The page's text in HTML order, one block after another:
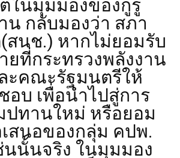
ในมุมมองของกูรู
น กลับมองว่า สภา
นช.) หากไม่ยอมรับ
ยที่กระทรวงพลังงาน
ะคณะรัฐมนตรีให้
อบ เพื่อนำไปสู่การ
ปทานใหม่ หรือยอม
สนอของกลุ่ม คปพ.
นนั้นจริง ในมุมมอง